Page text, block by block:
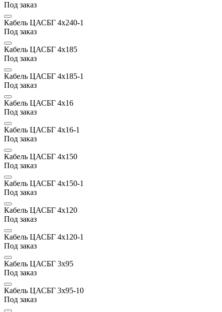
Под заказ
Кабель ЦАСБГ 4х240-1
Под заказ
Кабель ЦАСБГ 4х185
Под заказ
Кабель ЦАСБГ 4х185-1
Под заказ
Кабель ЦАСБГ 4х16
Под заказ
Кабель ЦАСБГ 4х16-1
Под заказ
Кабель ЦАСБГ 4х150
Под заказ
Кабель ЦАСБГ 4х150-1
Под заказ
Кабель ЦАСБГ 4х120
Под заказ
Кабель ЦАСБГ 4х120-1
Под заказ
Кабель ЦАСБГ 3х95
Под заказ
Кабель ЦАСБГ 3х95-10
Под заказ